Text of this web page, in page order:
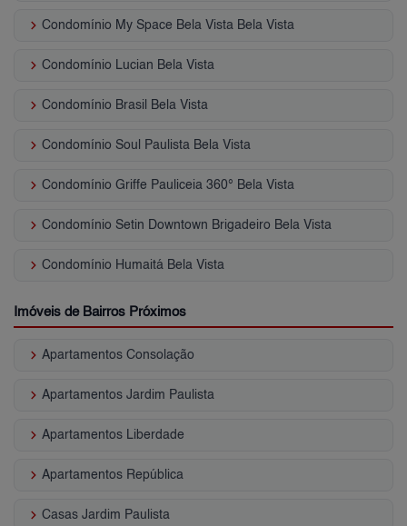
keyboard_arrow_right Condomínio My Space Bela Vista Bela Vista
keyboard_arrow_right Condomínio Lucian Bela Vista
keyboard_arrow_right Condomínio Brasil Bela Vista
keyboard_arrow_right Condomínio Soul Paulista Bela Vista
keyboard_arrow_right Condomínio Griffe Pauliceia 360° Bela Vista
keyboard_arrow_right Condomínio Setin Downtown Brigadeiro Bela Vista
keyboard_arrow_right Condomínio Humaitá Bela Vista
Imóveis de Bairros Próximos
keyboard_arrow_right Apartamentos Consolação
keyboard_arrow_right Apartamentos Jardim Paulista
keyboard_arrow_right Apartamentos Liberdade
keyboard_arrow_right Apartamentos República
keyboard_arrow_right Casas Jardim Paulista